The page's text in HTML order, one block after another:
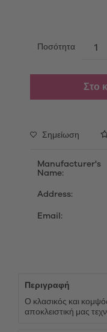
Ποσότητα
Στο
Σημείωση
Manufacturer's
Name:
Address:
Email:
Περιγραφή
Ο κλασικός και
αποκλειστική μας